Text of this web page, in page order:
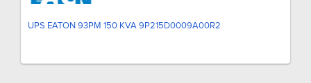
UPS EATON 93PM 150 KVA 9P215D0009A00R2